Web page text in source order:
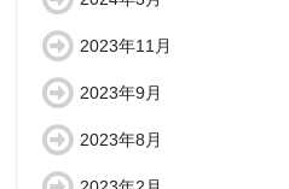
2023年11月
2023年9月
2023年8月